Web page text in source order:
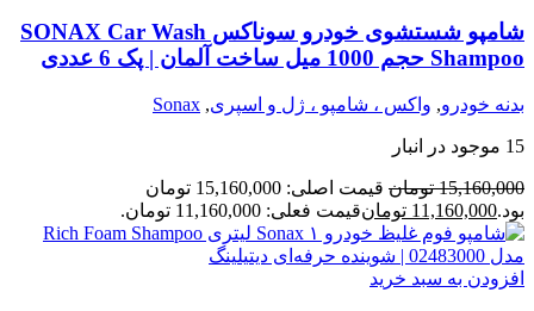
شامپو شستشوی خودرو سوناکس SONAX Car Wash
Shampoo حجم 1000 میل ساخت آلمان | پک 6 عددی
بدنه خودرو, واکس ، شامپو ، ژل و اسپری,
Sonax
15 موجود در انبار
15,160,000 تومان
قیمت اصلی: 15,160,000 تومان
بود.11,160,000 تومانقیمت فعلی: 11,160,000 تومان.
افزودن به سبد خرید